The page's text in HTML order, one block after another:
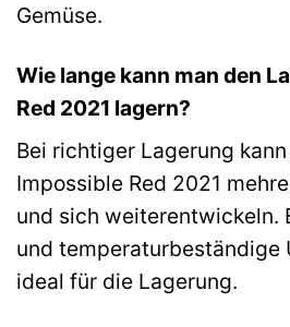
Gemüse.
Wie lange kann man den
Red 2021 lagern?
Bei richtiger Lagerung
Impossible Red 2021
und sich weiterentwickeln.
und temperaturbeständige
ideal für die Lagerung.